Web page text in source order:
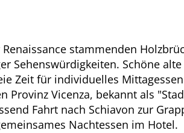
stammenden
Sehenswürdigkeiten. Schöne alte
Zeit für individuelles
Vicenza, bekannt als
Fahrt nach Schiavon zur
Nachtessen im Hotel.